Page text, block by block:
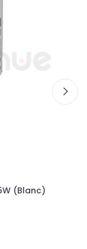
(Blanc)